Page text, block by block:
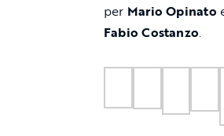
per Mario Opinato
Fabio Costanzo.